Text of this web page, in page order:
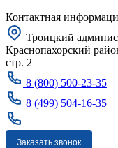
Контактная
Троицкий
Краснопахорский
стр. 2
8 (800) 500-23-35
8 (499) 504-16-35
Заказать звонок